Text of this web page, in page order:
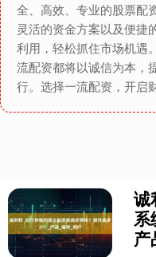
全、高效、专业的股票配
灵活的资金方案以及便捷
利用，轻松抓住市场机遇
流配资都将以诚信为本，
行。选择一流配资，开启
诚
系
产